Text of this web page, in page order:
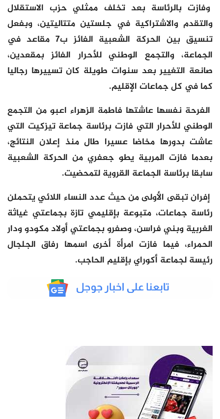
وفازت بالرئاسة بعد تخلف ممثلي حزب الاستقلال
والتقدم والاشتراكية في جلستين متتاليتين، وبفعل
تنسيق بين الحركة الشعبية الفائز ب7 مقاعد في
الجماعة، والتجمع الوطني للأحرار الفائز بمقعدين،
صانعة التغيير بعد سنوات طويلة كان تسييرها رجاليا
كما في كل جماعات الإقليم.
الفرحة نفسها عاشتها فاطمة الزهراء اعبو من التجمع
الوطني للأحرار التي فازت برئاسة جماعة تيزكيت التي
عاشت بدورها مخاضا عسيرا طال منذ إعلان النتائج،
بعدما فازت المربية يطو جعفري من الحركة الشعبية
سابقا برئاسة الجماعة القروية لتمحضيت.
إفران تبقى الأولى من حيث عدد النساء اللائي يتحملن
رئاسة جماعات، متبوعة بإقليمي تازة بجماعتي غياثة
الغربية وبني فراسن، وصفرو بجماعتي أولاد مكودو ودار
الحمراء، فيما فازت امرأة أخرى اسمها رفاق الجلجال
رئيسة لجماعة أكوراي بإقليم الحاجب.